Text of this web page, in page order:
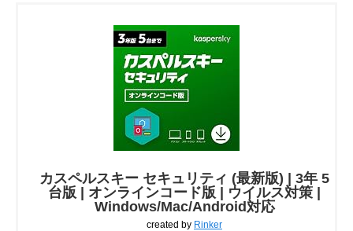
カスペルスキー セキュリティ (最新版) | 3年 5
台版 | オンラインコード版 | ウイルス対策 |
Windows/Mac/Android対応
created by Rinker